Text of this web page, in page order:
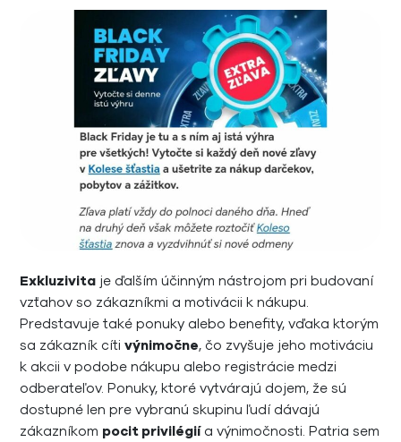
Exkluzivita je ďalším účinným nástrojom pri budovaní
vzťahov so zákazníkmi a motivácii k nákupu.
Predstavuje také ponuky alebo benefity, vďaka ktorým
sa zákazník cítivýnimočne, čo zvyšuje jeho motiváciu
k akcii v podobe nákupu alebo registrácie medzi
odberateľov. Ponuky, ktoré vytvárajú dojem, že sú
dostupné len pre vybranú skupinu ľudí dávajú
zákazníkom pocit privilégiía výnimočnosti. Patria sem